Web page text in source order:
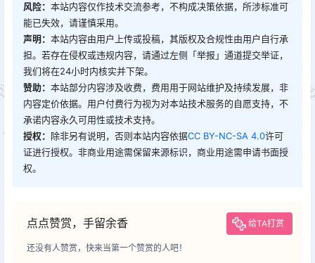
风险： 本站内容仅作技术交流参考，不构成决策依据，所涉标准可
能已失效，请谨慎采用。
声明： 本站内容由用户上传或投稿，其版权及合规性由用户自行承
担。若存在侵权或违规内容，请通过左侧「举报」通道提交举证，
我们将在24小时内核实并下架。
赞助： 本站部分内容涉及收费，费用用于网站维护及持续发展，非
内容定价依据。用户付费行为视为对本站技术服务的自愿支持，不
承诺内容永久可用性或技术支持。
授权： 除非另有说明，否则本站内容依据CC BY-NC-SA 4.0许可
证进行授权。非商业用途需保留来源标识，商业用途需申请书面授
权。
点点赞赏，手留余香 给TA打赏
还没有人赞赏，快来当第一个赞赏的人吧！